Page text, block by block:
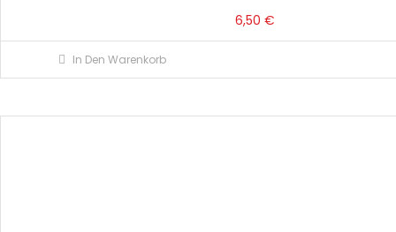
6,50 €
In Den Warenkorb